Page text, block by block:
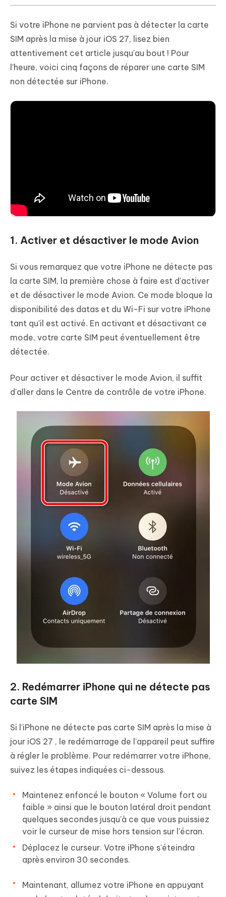
Si votre iPhone ne parvient pas à détecter la carte
SIM après la mise à jour iOS 27, lisez bien
attentivement cet article jusqu'au bout ! Pour
l'heure, voici cinq façons de réparer une carte SIM
non détectée sur iPhone.
1. Activer et désactiver le mode Avion
Si vous remarquez que votre iPhone ne détecte pas
la carte SIM, la première chose à faire est d'activer
et de désactiver le mode Avion. Ce mode bloque la
disponibilité des datas et du Wi-Fi sur votre iPhone
tant qu'il est activé. En activant et désactivant ce
mode, votre carte SIM peut éventuellement être
détectée.
Pour activer et désactiver le mode Avion, il suffit
d'aller dans le Centre de contrôle de votre iPhone.
2. Redémarrer iPhone qui ne détecte pas
carte SIM
Si l'iPhone ne détecte pas carte SIM après la mise à
jour iOS 27 , le redémarrage de l'appareil peut suffire
à régler le problème. Pour redémarrer votre iPhone,
suivez les étapes indiquées ci-dessous.
Maintenez enfoncé le bouton « Volume fort ou
faible » ainsi que le bouton latéral droit pendant
quelques secondes jusqu'à ce que vous puissiez
voir le curseur de mise hors tension sur l'écran.
Déplacez le curseur. Votre iPhone s'éteindra
après environ 30 secondes.
Maintenant, allumez votre iPhone en appuyant